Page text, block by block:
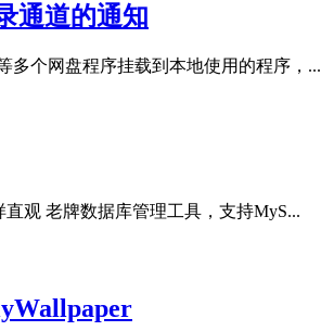
通道的通知
个网盘程序挂载到本地使用的程序，...
观 老牌数据库管理工具，支持MyS...